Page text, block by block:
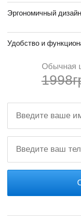
Эргономичный дизайн
Удобство и
Обычная